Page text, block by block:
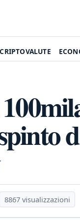
CRIPTOVALUTE
8867 visualizzazioni